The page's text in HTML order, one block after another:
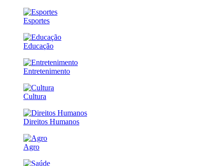
Esportes
Educação
Entretenimento
Cultura
Direitos Humanos
Agro